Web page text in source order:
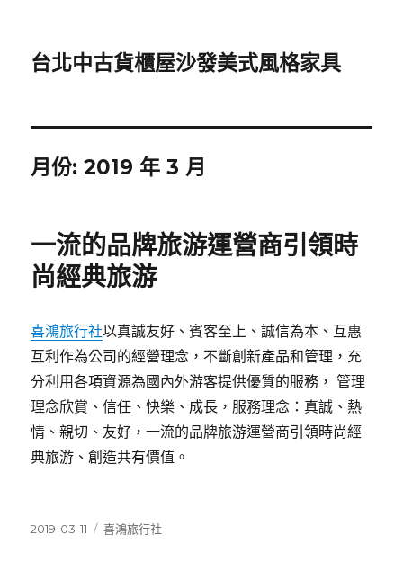
台北中古貨櫃屋沙發美式風格家具
月份:2019 年 3 月
一流的品牌旅游運營商引領時
尚經典旅游
喜鴻旅行社以真誠友好、賓客至上、誠信為本、互惠
互利作為公司的經營理念，不斷創新產品和管理，充
分利用各項資源為國內外游客提供優質的服務， 管理
理念欣賞、信任、快樂、成長，服務理念：真誠、熱
情、親切、友好，一流的品牌旅游運營商引領時尚經
典旅游、創造共有價值。
發
2019-03-11
分
喜鴻旅行社